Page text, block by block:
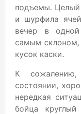
подъемы. Целый
и шурфила
вечер в
самым склоном,
кусок каски.
К
состоянии,
нередкая
бойца круглый